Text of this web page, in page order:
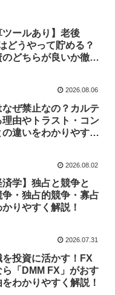
ツールあり】老後
どうやって貯める？
どちらが良いか徹底
2026.08.06
なぜ禁止なの？カルテ
理由やトラスト・コン
違いをわかりやすく
2026.08.02
済学】独占と競争と
・独占的競争・寡占
りやすく解説！
2026.07.31
投資に活かす！FX
ら「DMM FX」がおす
わかりやすく解説！